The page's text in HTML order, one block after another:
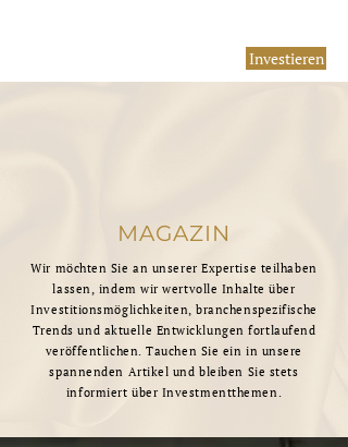
Investieren
MAGAZIN
Wir möchten Sie an unserer Expertise teilhaben
lassen, indem wir wertvolle Inhalte über
Investitionsmöglichkeiten, branchenspezifische
Trends und aktuelle Entwicklungen fortlaufend
veröffentlichen. Tauchen Sie ein in unsere
spannenden Artikel und bleiben Sie stets
informiert über Investmentthemen.